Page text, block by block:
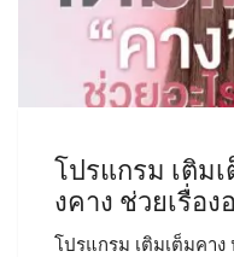
โปรแกรม เติม
งคาง ช่วยเรื่อง
โปรแกรม เติมเต็มคาง